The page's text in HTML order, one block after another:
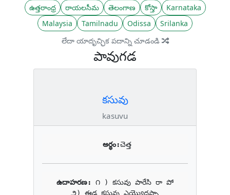
ఉత్తరాంధ్ర రాయలసీమ తెలంగాణ కోస్తా
Karnataka
Malaysia
Tamilnadu Odissa
Srilanka
లేదా యాదృచ్ఛిక పదాన్ని చూడండి
పావుగడ
కసువు
kasuvu
అర్థం:చెత్త
ఉదాహరణ: ౧ ) కసువు పారేసి రా పో
౨) ఈడ కసువు ఎయ్యొదప్పా